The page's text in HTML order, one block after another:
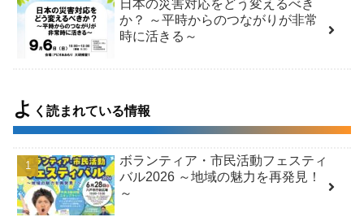
日本の災害対応をどう変えるべき
か？ ～平時からのつながりが非常
時に活きる～
よ く読まれている情報
ボランティア・市民活動フェスティ
バル2026 ～地域の魅力を再発見！
～